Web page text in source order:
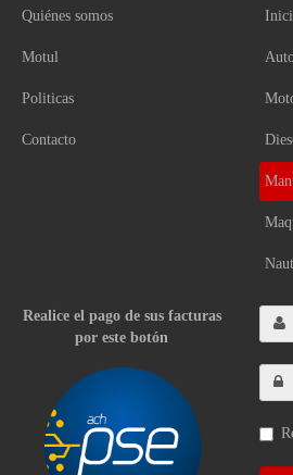
Quiénes somos
Motul
Politicas
Contacto
Realice el pago de sus facturas
por este botón